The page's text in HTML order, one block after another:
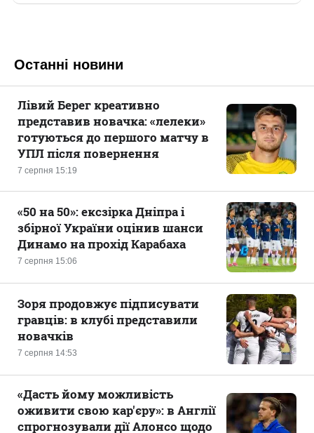
Останні новини
7 серпня 15:19
Лівий Берег креативно
представив новачка: «лелеки»
готуються до першого матчу в
УПЛ після повернення
7 серпня 15:06
«50 на 50»: ексзірка Дніпра і
збірної України оцінив шанси
Динамо на прохід Карабаха
7 серпня 14:53
Зоря продовжує підписувати
гравців: в клубі представили
новачків
«Дасть йому можливість
оживити свою кар'єру»: в Англії
спрогнозували дії Алонсо щодо